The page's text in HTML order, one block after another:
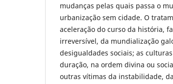
mudanças pelas quais passa o
urbanização sem cidade. O
aceleração do curso da história,
irreversível, da mundialização
desigualdades sociais; as
duração, na ordem divina ou
outras vítimas da instabilidade,